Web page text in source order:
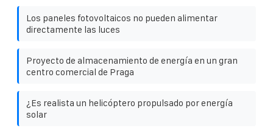
Los paneles fotovoltaicos no pueden alimentar
directamente las luces
Proyecto de almacenamiento de energía en un gran
centro comercial de Praga
¿Es realista un helicóptero propulsado por energía
solar